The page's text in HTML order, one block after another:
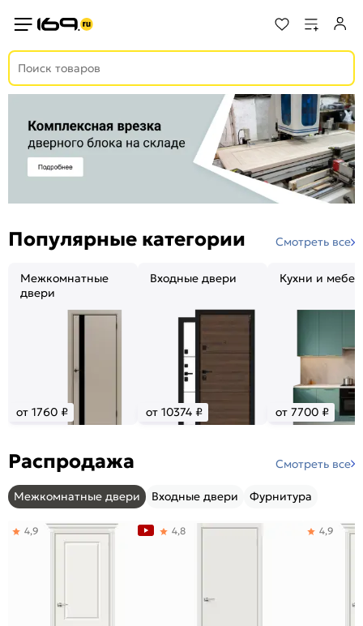
Популярные категории Смотреть все
Межкомнатные
двери
от 1760 ₽
Входные двери
от 10374 ₽
Кухни и
от 7700 ₽
Распродажа Смотреть все
Межкомнатные двери Входные двери Фурнитура
4,9 4,8 4,9